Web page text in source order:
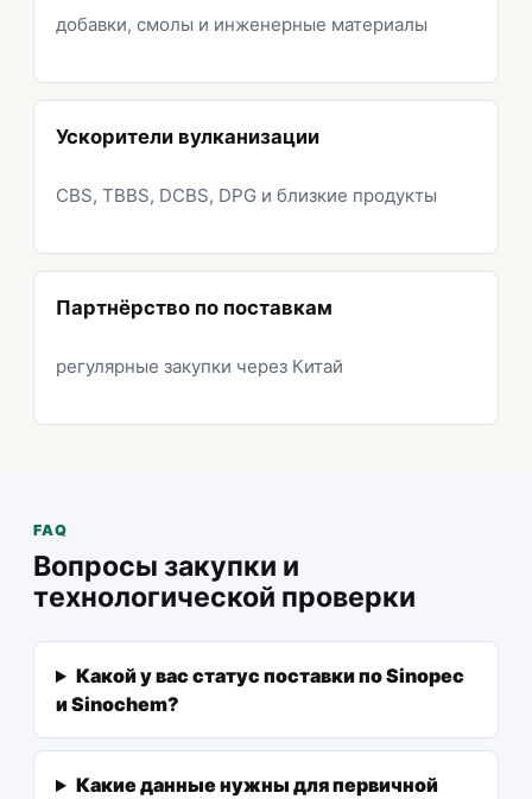
добавки, смолы и инженерные материалы
Ускорители вулканизации
CBS, TBBS, DCBS, DPG и близкие продукты
Партнёрство по поставкам
регулярные закупки через Китай
FAQ
Вопросы закупки и
технологической проверки
Какой у вас статус поставки по Sinopec
и Sinochem?
Какие данные нужны для первичной